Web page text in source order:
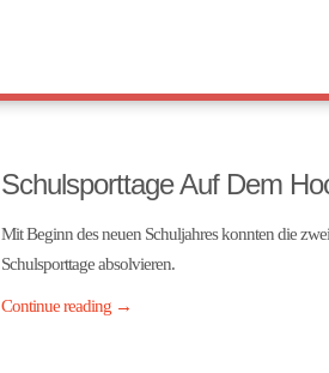
Schulsporttage Auf Dem
Mit Beginn des neuen Schuljahres konnten die
Schulsporttage absolvieren.
Continue reading →